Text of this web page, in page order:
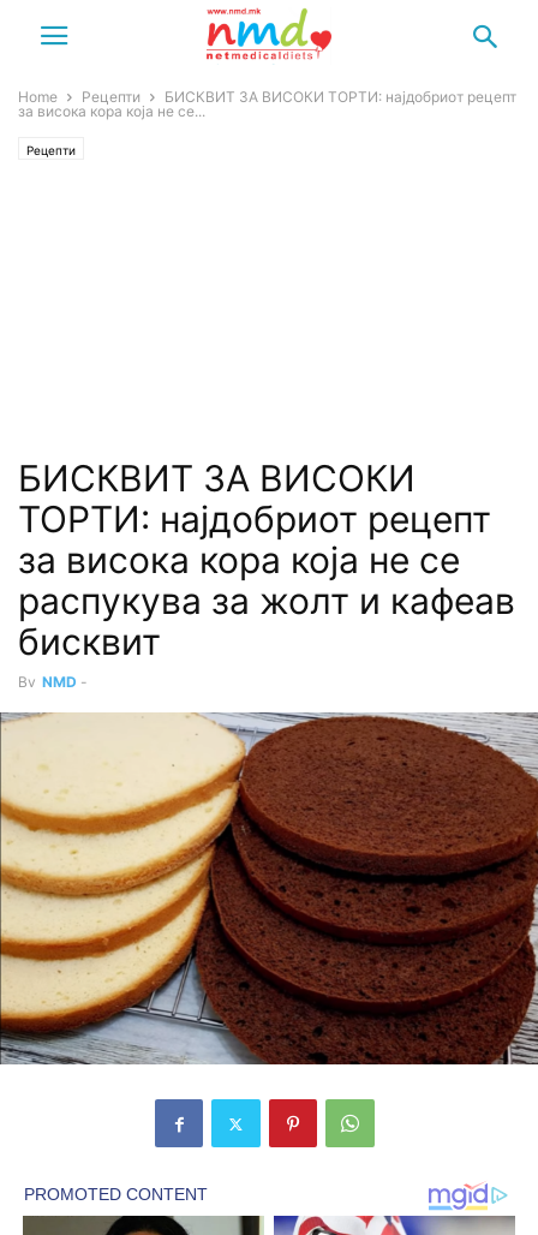
Home Рецепти
БИСКВИТ ЗА ВИСОКИ ТОРТИ: најдобриот рецепт
за висока кора која не се...
Рецепти
БИСКВИТ ЗА ВИСОКИ
ТОРТИ: најдобриот рецепт
за висока кора која не се
paспyкyвa за жолт и кафеав
бисквит
By NMD -